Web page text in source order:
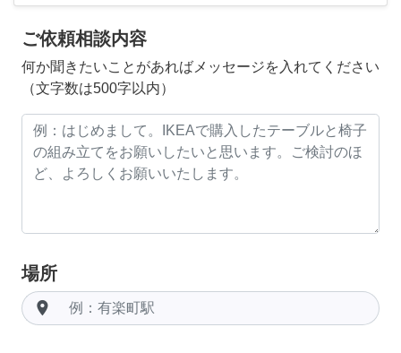
ご依頼相談内容
何か聞きたいことがあればメッセージを入れてください
（文字数は500字以内）
場所
room